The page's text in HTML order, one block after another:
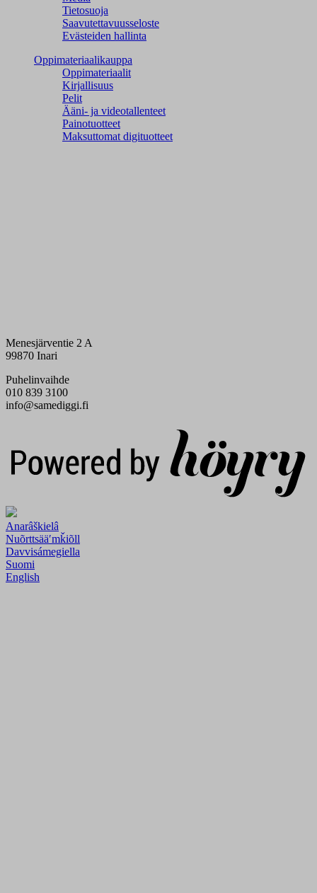
Tietosuoja
Saavutettavuusseloste
Evästeiden hallinta
Oppimateriaalikauppa
Oppimateriaalit
Kirjallisuus
Pelit
Ääni- ja videotallenteet
Painotuotteet
Maksuttomat digituotteet
Menesjärventie 2 A
99870 Inari
Puhelinvaihde
010 839 3100
info@samediggi.fi
Anarâškielâ
Nuõrttsääʹmǩiõll
Davvisámegiella
Suomi
English